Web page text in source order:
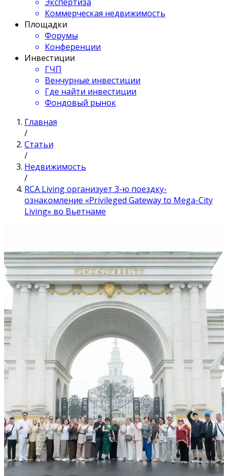
Коммерческая недвижимость
Площадки
Форумы
Конференции
Инвестиции
ГЧП
Венчурные инвестиции
Где найти инвестиции
Фондовый рынок
Главная
/
Статьи
/
Недвижимость
/
RCA Living организует 3-ю поездку-
ознакомление «Privileged Gateway to Mega-City
Living» во Вьетнаме